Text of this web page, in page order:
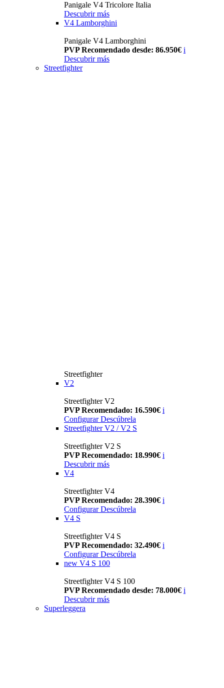
Panigale V4 Tricolore Italia
Descubrir más
V4 Lamborghini
Panigale V4 Lamborghini
PVP Recomendado desde: 86.950€ i
Descubrir más
Streetfighter
Streetfighter
V2
Streetfighter V2
PVP Recomendado: 16.590€ i
Configurar Descúbrela
Streetfighter V2 / V2 S
Streetfighter V2 S
PVP Recomendado: 18.990€ i
Descubrir más
V4
Streetfighter V4
PVP Recomendado: 28.390€ i
Configurar Descúbrela
V4 S
Streetfighter V4 S
PVP Recomendado: 32.490€ i
Configurar Descúbrela
new V4 S 100
Streetfighter V4 S 100
PVP Recomendado desde: 78.000€ i
Descubrir más
Superleggera